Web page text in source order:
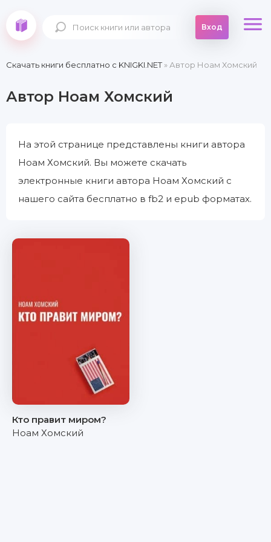
Вход
Скачать книги бесплатно c KNIGKI.NET» Автор Ноам Хомский
Автор Ноам Хомский
На этой странице представлены книги автора
Ноам Хомский. Вы можете скачать
электронные книги автора Ноам Хомский с
нашего сайта бесплатно в fb2 и epub форматах.
Кто правит миром?
Ноам Хомский